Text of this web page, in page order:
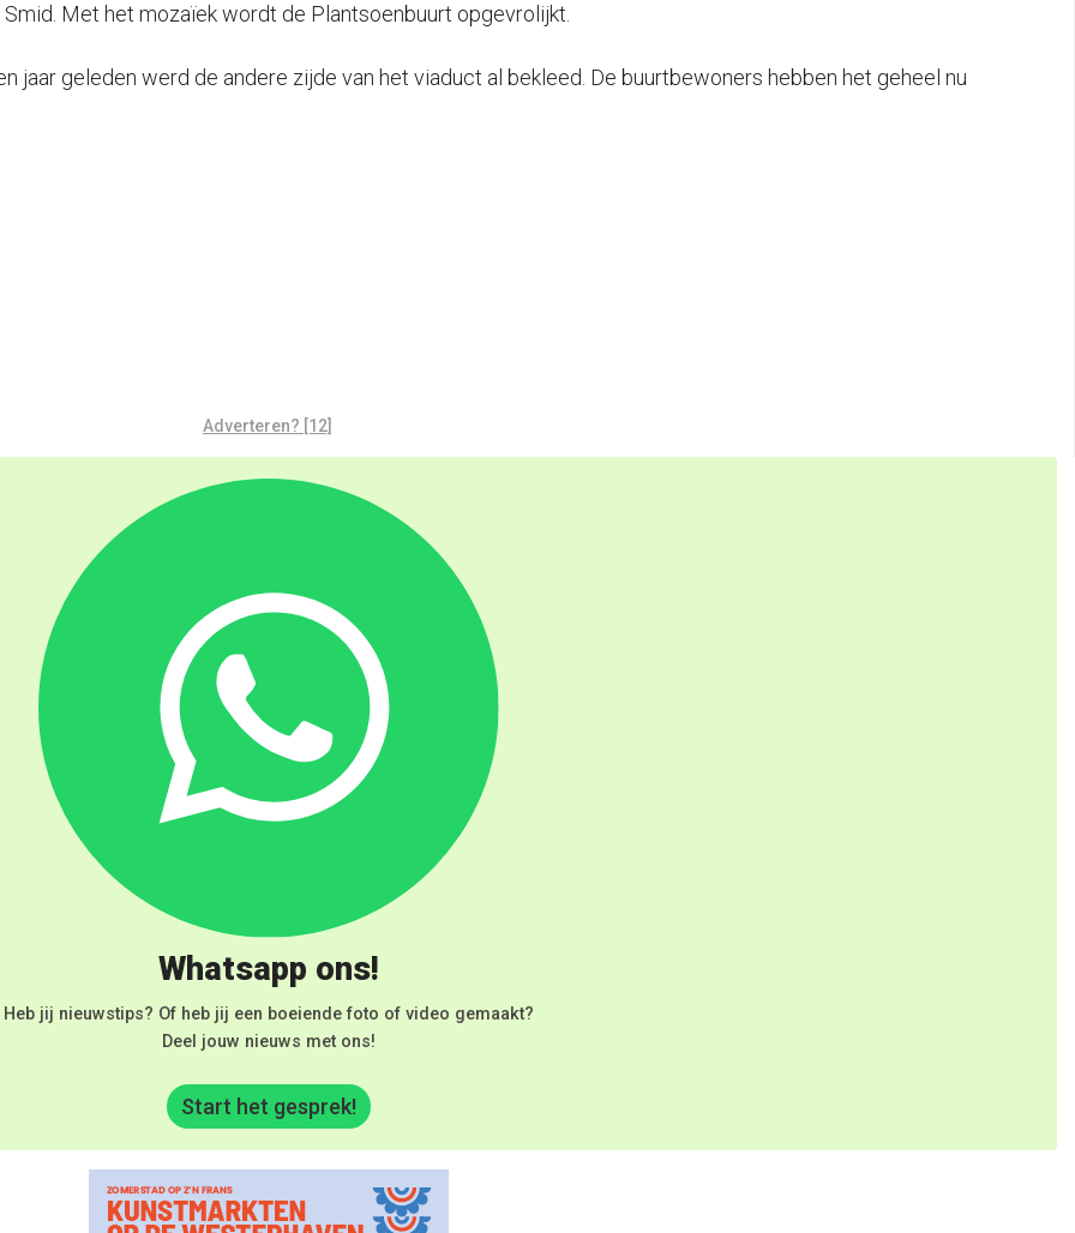
Met het mozaïek wordt de Plantsoenbuurt opgevrolijkt.
jaar geleden werd de andere zijde van het viaduct al bekleed. De buurtbewoners hebben het geheel nu
Adverteren? [12]
Whatsapp ons!
Heb jij nieuwstips? Of heb jij een boeiende foto of video gemaakt?
Deel jouw nieuws met ons!
Start het gesprek!